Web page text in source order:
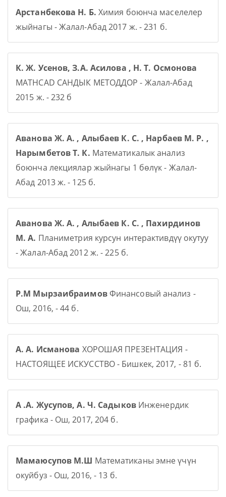
Арстанбекова Н. Б. Химия боюнча маселелер
жыйнагы - Жалал-Абад 2017 ж. - 231 б.
К. Ж. Усенов, З.А. Асилова , Н. Т. Осмонова
MATHCAD САНДЫК МЕТОДДОР - Жалал-Абад
2015 ж. - 232 б
Аванова Ж. А. , Алыбаев К. С. , Нарбаев М. Р. ,
Нарымбетов Т. К. Математикалык анализ
боюнча лекциялар жыйнагы 1 бөлүк - Жалал-
Абад 2013 ж. - 125 б.
Аванова Ж. А. , Алыбаев К. С. , Пахирдинов
М. А. Планиметрия курсун интерактивдүү окутуу
- Жалал-Абад 2012 ж. - 225 б.
Р.М МырзаибраимовФинансовый анализ -
Ош, 2016, - 44 б.
А. А. Исманова ХОРОШАЯ ПРЕЗЕНТАЦИЯ -
НАСТОЯЩЕЕ ИСКУССТВО - Бишкек, 2017, - 81 б.
А .А. Жусупов, А. Ч. Садыков Инженердик
графика - Ош, 2017, 204 б.
Мамаюсупов М.Ш Математиканы эмне үчүн
окуйбуз - Ош, 2016, - 13 б.